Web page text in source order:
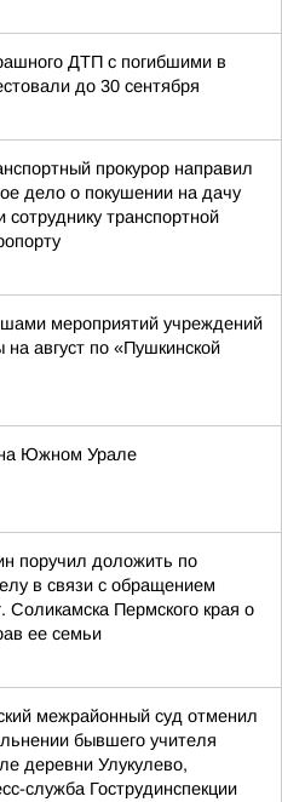
ДТП с погибшими в
до 30 сентября
прокурор направил
дело о покушении на дачу
сотруднику транспортной
мероприятий учреждений
август по «Пушкинской
Южном Урале
поручил доложить по
в связи с обращением
Соликамска Пермского края о
ее семьи
межрайонный суд отменил
бывшего учителя
деревни Улукулево,
служба Гострудинспекции